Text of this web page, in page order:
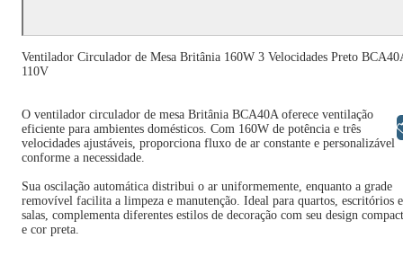
Ventilador Circulador de Mesa Britânia 160W 3 Velocidades Preto
110V
O ventilador circulador de mesa Britânia BCA40A oferece ventilação
eficiente para ambientes domésticos. Com 160W de potência e três
velocidades ajustáveis, proporciona fluxo de ar constante e personalizável
conforme a necessidade.
Sua oscilação automática distribui o ar uniformemente, enquanto a grade
removível facilita a limpeza e manutenção. Ideal para quartos, escritórios e
salas, complementa diferentes estilos de decoração com seu design
e cor preta.
Libras